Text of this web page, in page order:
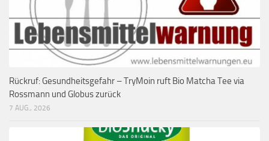
Rückruf: Gesundheitsgefahr – TryMoin ruft Bio Matcha Tee via
Rossmann und Globus zurück
7 AUG., 2026